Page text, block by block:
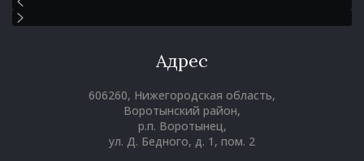
Адрес
606260, Нижегородская область,
Воротынский район,
р.п. Воротынец,
ул. Д. Бедного, д. 1, пом. 2